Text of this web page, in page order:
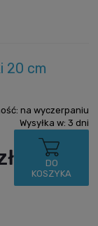
20 cm
na wyczerpaniu
Wysyłka w: 3 dni
DO
KOSZYKA